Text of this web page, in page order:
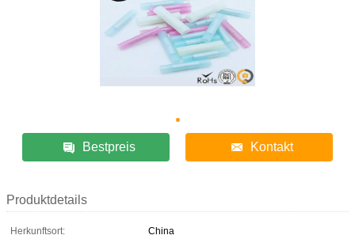
Bestpreis Kontakt
Produktdetails
Herkunftsort:
China